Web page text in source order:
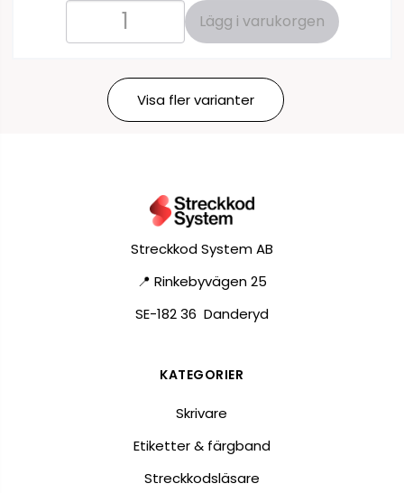
Lägg i varukorgen
Visa fler varianter
Streckkod System AB
📍 Rinkebyvägen 25
SE-182 36 Danderyd
KATEGORIER
Skrivare
Etiketter & färgband
Streckkodsläsare